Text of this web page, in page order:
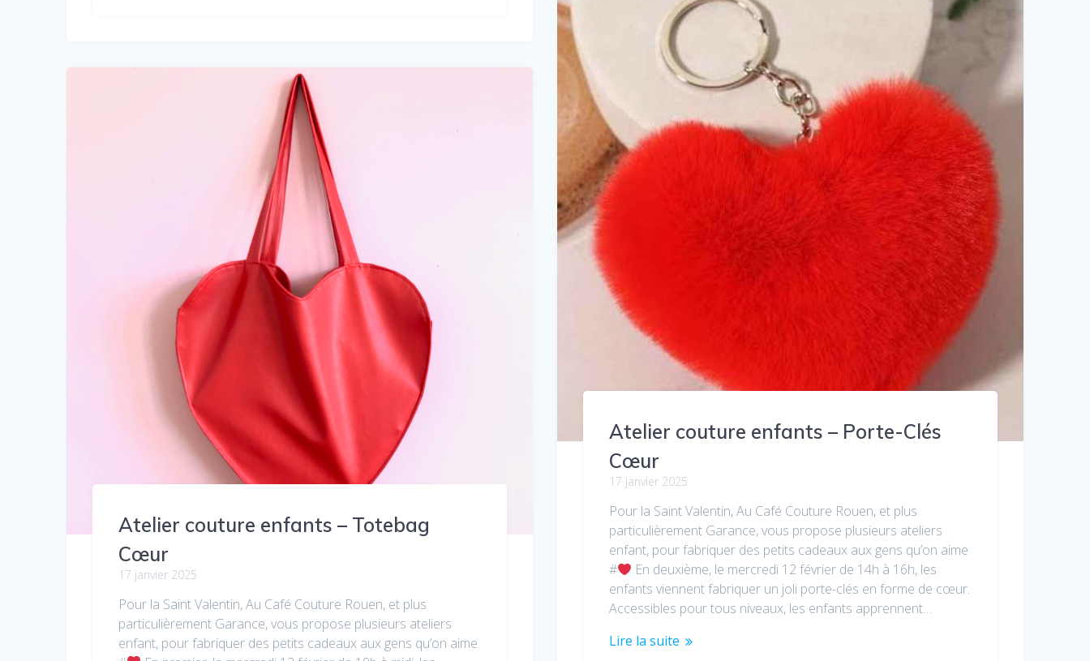
Atelier couture enfants – Porte-Clés
Cœur
17 janvier 2025
Pour la Saint Valentin, Au Café Couture Rouen, et plus
particulièrement Garance, vous propose plusieurs ateliers
enfant, pour fabriquer des petits cadeaux aux gens qu’on aime
#
En deuxième, le mercredi 12 février de 14h à 16h, les
enfants viennent fabriquer un joli porte-clés en forme de cœur.
Accessibles pour tous niveaux, les enfants apprennent…
Lire la suite
Atelier couture enfants – Totebag
Cœur
17 janvier 2025
Pour la Saint Valentin, Au Café Couture Rouen, et plus
particulièrement Garance, vous propose plusieurs ateliers
enfant, pour fabriquer des petits cadeaux aux gens qu’on aime